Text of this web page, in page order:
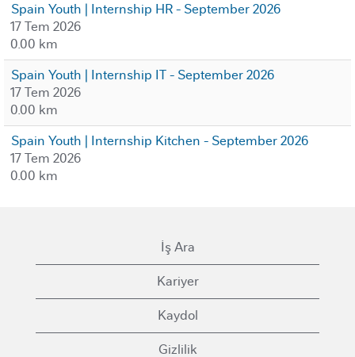
Spain Youth | Internship HR - September 2026
17 Tem 2026
0.00 km
Spain Youth | Internship IT - September 2026
17 Tem 2026
0.00 km
Spain Youth | Internship Kitchen - September 2026
17 Tem 2026
0.00 km
İş Ara
Kariyer
Kaydol
Gizlilik